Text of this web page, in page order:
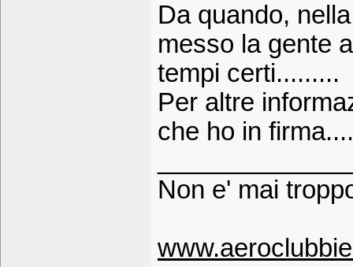
Da quando,
messo la gente
tempi certi.........
Per altre
che ho in
Non e' mai